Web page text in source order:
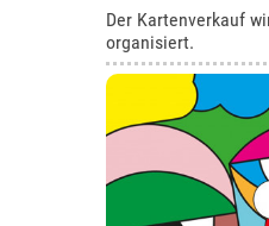
Der Kartenverkauf
organisiert.